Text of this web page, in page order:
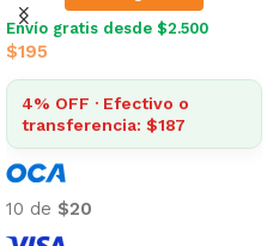
Envio Programable
Envío gratis desde $2.500
$195
4% OFF · Efectivo o
transferencia: $187
10 de$20